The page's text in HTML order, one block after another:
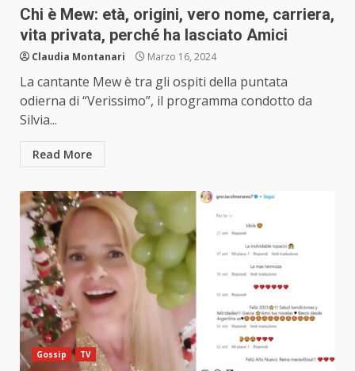
Chi è Mew: età, origini, vero nome, carriera,
vita privata, perché ha lasciato Amici
Claudia Montanari Marzo 16, 2024
La cantante Mew è tra gli ospiti della puntata
odierna di “Verissimo”, il programma condotto da
Silvia...
Read More
Gossip TV